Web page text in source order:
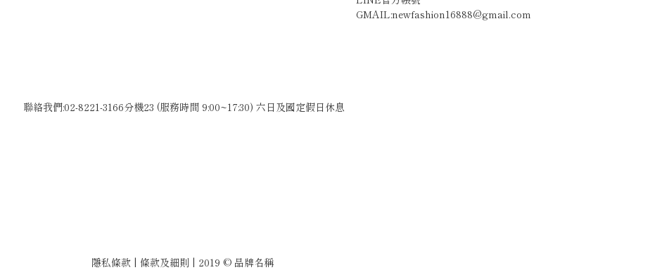
GMAIL:newfashion16888@gmail.com
聯絡我們:02-8221-3166分機23 (服務時間 9:00~17:30) 六日及國定假日休息
隱私條款 | 條款及細則 | 2019 © 品牌名稱